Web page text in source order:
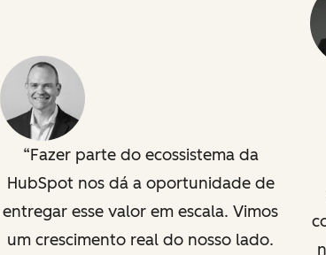
Fazer parte do ecossistema da
HubSpot nos dá a oportunidade de
entregar esse valor em escala. Vimos
um crescimento real do nosso lado.